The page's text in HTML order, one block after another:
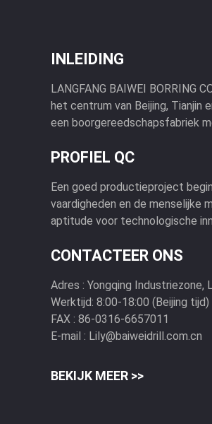
INLEIDING
LANGFANG BAIWEI BORRING
het centrum van Beijing, Tianjin
een boorgereedschapsfabriek
PROFIEL QC
Een goed productieproject
vaardigheden en de menselijke
aptitude voor technologische
CONTACTEER ONS
Adres : Yongqing Industriezone,
Werktijd: 8:00-18:00 (Beijing tijd)
FAX : 86-0316-6657011
E-mail : Lily@baiweidrill.com.cn
BEKIJK MEER >>